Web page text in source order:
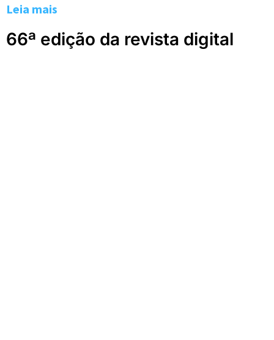
Leia mais
66ª edição da revista digital